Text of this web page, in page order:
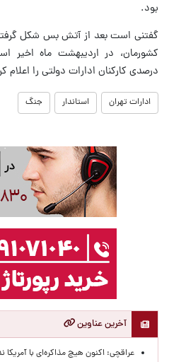
بود.
گفتنی است بعد از آتش بس شکل گرفته
درصدی کارکنان ادارات دولتی را اعلام
ادارات تهران استاندار جنگ
آخرین عناوین
عراقچی: اکنون هیچ مذاکره‌ای با آمریکا